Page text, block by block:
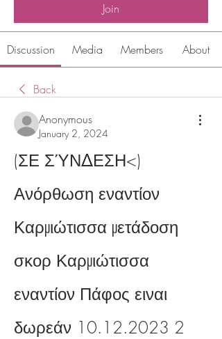
Join
Discussion Media Members About
Back
Anonymous
January 2, 2024
(ΣΕ ΣΎΝΔΕΣΗ<)
Ανόρθωση εναντίον
Καρμιώτισσα μετάδοση
σκορ Καρμιώτισσα
εναντίον Πάφος ειναι
δωρεάν 10.12.2023 2